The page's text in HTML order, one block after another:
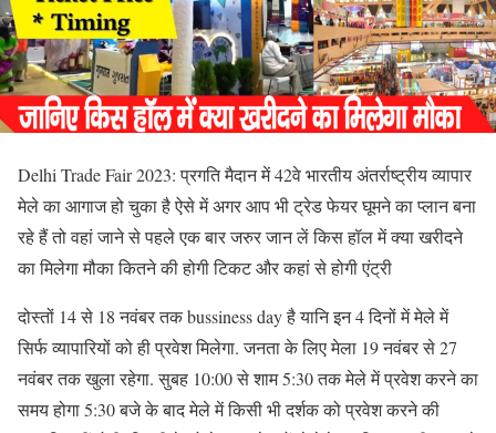
Delhi Trade Fair 2023: प्रगति मैदान में 42वे भारतीय अंतर्राष्ट्रीय व्यापार
मेले का आगाज हो चुका है ऐसे में अगर आप भी ट्रेड फेयर घूमने का प्लान बना
रहे हैं तो वहां जाने से पहले एक बार जरुर जान लें किस हॉल में क्या खरीदने
का मिलेगा मौका कितने की होगी टिकट और कहां से होगी एंट्री
दोस्तों 14 से 18 नवंबर तक bussiness day है यानि इन 4 दिनों में मेले में
सिर्फ व्यापारियों को ही प्रवेश मिलेगा. जनता के लिए मेला 19 नवंबर से 27
नवंबर तक खुला रहेगा. सुबह 10:00 से शाम 5:30 तक मेले में प्रवेश करने का
समय होगा 5:30 बजे के बाद मेले में किसी भी दर्शक को प्रवेश करने की